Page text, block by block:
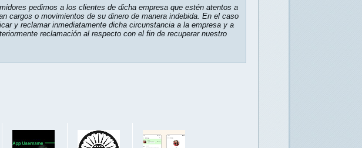
pedimos a los clientes de dicha empresa que estén atentos a
cargos o movimientos de su dinero de manera indebida. En el caso
y reclamar inmediatamente dicha circunstancia a la empresa y a
reclamación al respecto con el fin de recuperar nuestro